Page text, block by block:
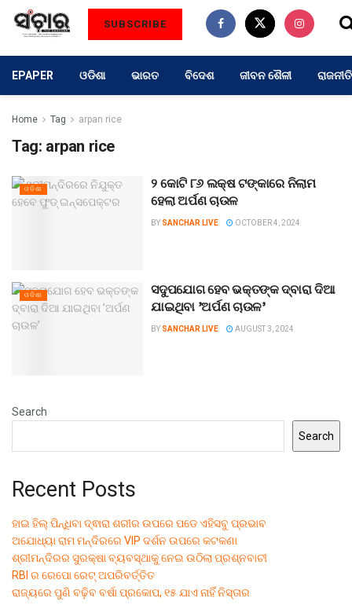
SUBSCRIBE
EPAPER ଓଡିଶା ଭାରତ ବିଦେଶ ଜୀବନ ଶୈଳୀ ରାଜନୀତି
Home Tag arpan rice
Tag: arpan rice
ଓଡିଶା ୨ କୋଟି ୮୬ ଲକ୍ଷ ଟଙ୍କାରେ ନିଲାମ
ହେଲା ଅର୍ପଣ ଚାଉଳ
BY SANCHAR LIVE OCTOBER 4, 2024
ଓଡିଶା ସଦୁପଯୋଗ ହେବ ଭକ୍ତଙ୍କ ଦ୍ବାରା ଦିଆ
ଯାଇଥିବା ’ଅର୍ପଣ ଚାଉଳ’
BY SANCHAR LIVE AUGUST 3, 2024
Search
Search
Recent Posts
ହାଇ ହିଲ୍ ପିନ୍ଧିବା ଦ୍ଵାରା ଶରୀର ଉପରେ ପଡେ ଏହିସବୁ ପ୍ରଭାବ
ଅଯୋଧ୍ୟା ରାମ ମନ୍ଦିରରେ VIP ଦର୍ଶନ ଉପରେ କଟକଣା
ଶ୍ରୀମନ୍ଦିରର ସୁରକ୍ଷା ବ୍ୟବସ୍ଥାକୁ ନେଇ ଉଠିଲା ପ୍ରଶ୍ନବାଚୀ
RBI ର ରେପୋ ରେଟ୍ ଅପରିବର୍ତ୍ତିତ
ରାଜ୍ୟରେ ପୁଣି ବଢ଼ିବ ବର୍ଷା ପ୍ରକୋପ, ୧୫ ଯାଏ ନାହିଁ ନିସ୍ତାର